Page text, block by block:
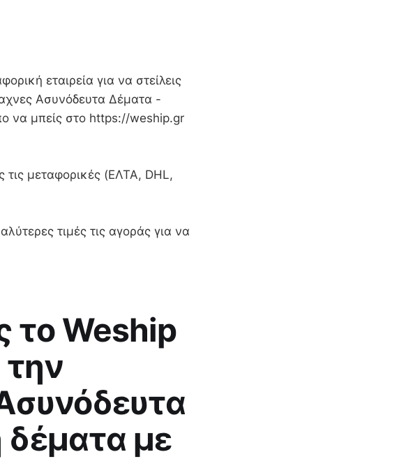
εταιρεία για να στείλεις
Ασυνόδευτα Δέματα -
να μπείς στο https://weship.gr
τις μεταφορικές (ΕΛΤΑ, DHL,
τιμές τις αγοράς για να
το Weship
την
με